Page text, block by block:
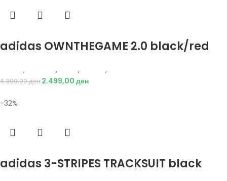
adidas OWNTHEGAME 2.0 black/red
, , , ,
4.399,00ден 2.499,00 ден
-32%
adidas 3-STRIPES TRACKSUIT black